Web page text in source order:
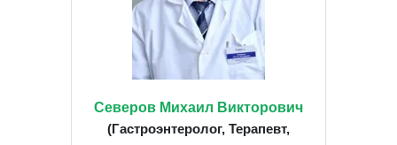
Северов Михаил Викторович
(Гастроэнтеролог, Терапевт,